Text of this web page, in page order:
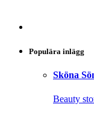
Populära inlägg
Sköna
Beauty